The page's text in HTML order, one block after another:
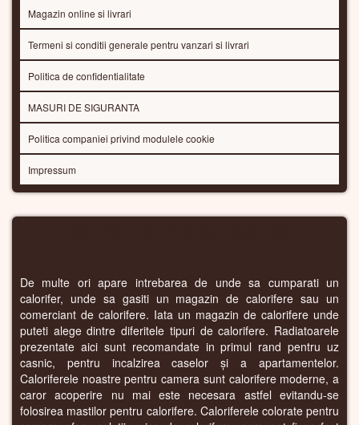
Magazin online si livrari
Termeni si conditii generale pentru vanzari si livrari
Politica de confidentialitate
MASURI DE SIGURANTA
Politica companiei privind modulele cookie
Impressum
De multe ori apare intrebarea de unde sa cumparati un
calorifer, unde sa gasiti un magazin de calorifere sau un
comerciant de calorifere. Iata un magazin de calorifere unde
puteti alege dintre diferitele tipuri de calorifere. Radiatoarele
prezentate aici sunt recomandate in primul rand pentru uz
casnic, pentru incalzirea caselor și a apartamentelor.
Caloriferele noastre pentru camera sunt calorifere moderne, a
caror acoperire nu mai este necesara astfel evitandu-se
folosirea mastilor pentru calorifere. Caloriferele colorate pentru